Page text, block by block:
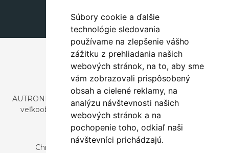
Súbory cookie a ďalšie
technológie sledovania
používame na zlepšenie vášho
zážitku z prehliadania našich
webových stránok, na to, aby sme
vám zobrazovali prispôsobený
obsah a cielené reklamy, na
analýzu návštevnosti našich
webových stránok a na
pochopenie toho, odkiaľ naši
návštevníci prichádzajú.
AUTRONIC, s.r.o. je spoločnosť zaoberajúca sa dovozom a
veľkoobchodným predajom dizajnového aj štýlového
nábytku a dekorácií.
Česká republika
Chrustenice 270, 267 12 Loděnice u Berouna